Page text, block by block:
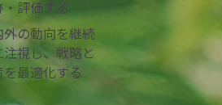
・評価する
外の動向を継続
注視し、戦略と
を最適化する